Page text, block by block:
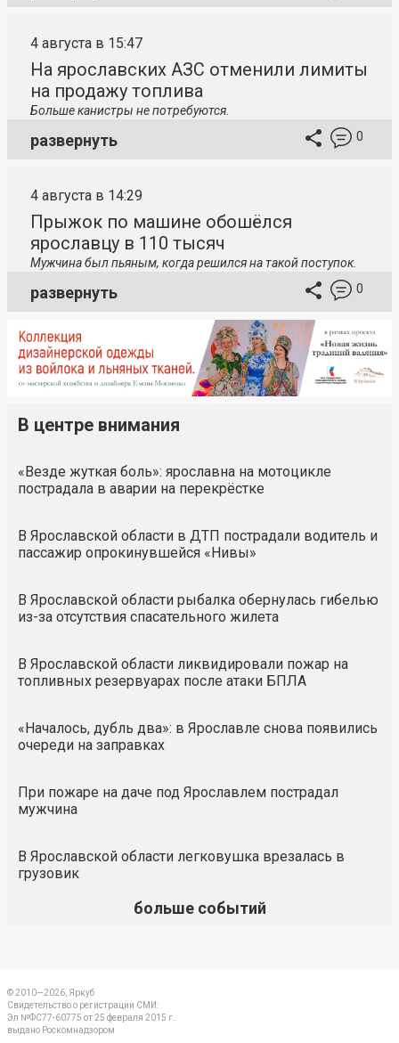
4 августа в 15:47
На ярославских АЗС отменили лимиты
на продажу топлива
Больше канистры не потребуются.
развернуть 0
4 августа в 14:29
Прыжок по машине обошёлся
ярославцу в 110 тысяч
Мужчина был пьяным, когда решился на такой поступок.
развернуть 0
В центре внимания
«Везде жуткая боль»: ярославна на мотоцикле
пострадала в аварии на перекрёстке
В Ярославской области в ДТП пострадали водитель и
пассажир опрокинувшейся «Нивы»
В Ярославской области рыбалка обернулась гибелью
из-за отсутствия спасательного жилета
В Ярославской области ликвидировали пожар на
топливных резервуарах после атаки БПЛА
«Началось, дубль два»: в Ярославле снова появились
очереди на заправках
При пожаре на даче под Ярославлем пострадал
мужчина
В Ярославской области легковушка врезалась в
грузовик
больше событий
© 2010—2026, Яркуб
Свидетельство о регистрации СМИ:
Эл №ФС77-60775 от 25 февраля 2015 г.
выдано Роскомнадзором